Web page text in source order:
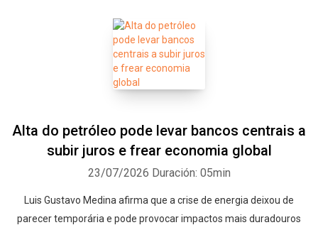
Alta do petróleo pode levar bancos centrais a
subir juros e frear economia global
23/07/2026 Duración: 05min
Luis Gustavo Medina afirma que a crise de energia deixou de
parecer temporária e pode provocar impactos mais duradouros